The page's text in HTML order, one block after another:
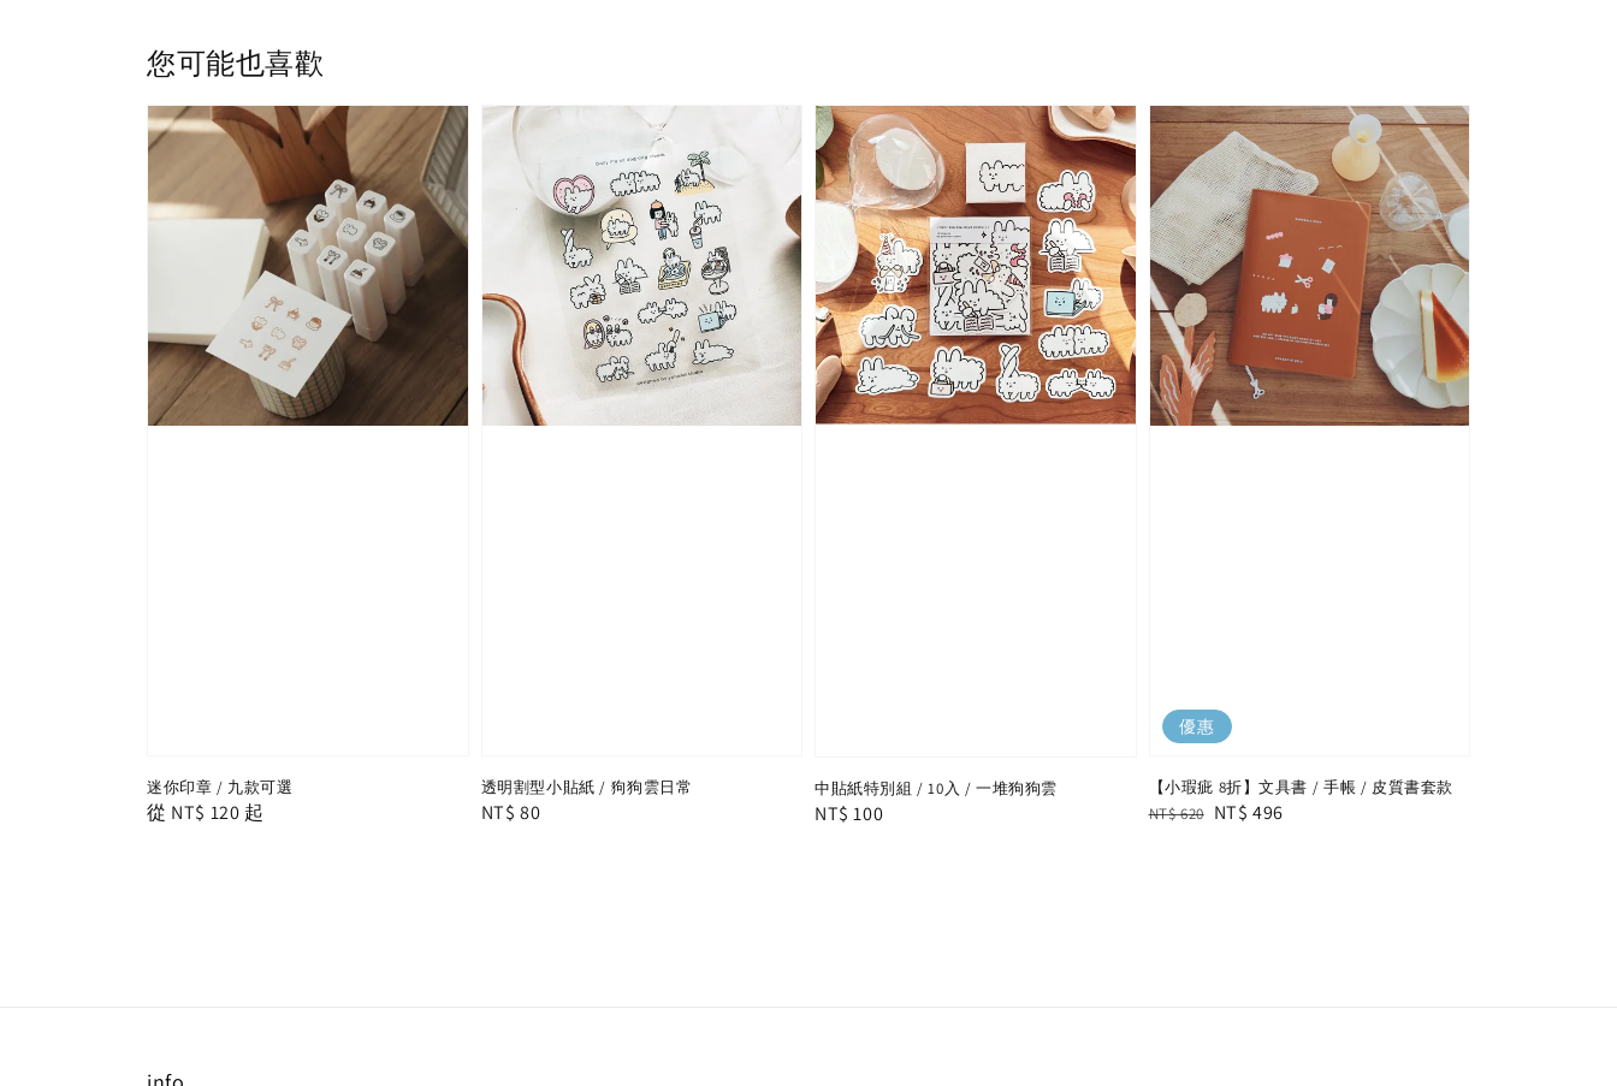
您可能也喜歡
迷你印章 / 九款可選
Regular
從 NT$ 120 起
透明割型小貼紙 / 狗狗雲日常
Regular
NT$ 80
中貼紙特別組 / 10入 / 一堆狗狗雲
Regular
NT$ 100
優惠
【小瑕疵 8折】文具書 / 手帳 / 皮質書套款
Regular
NT$ 620 Sale
NT$ 496